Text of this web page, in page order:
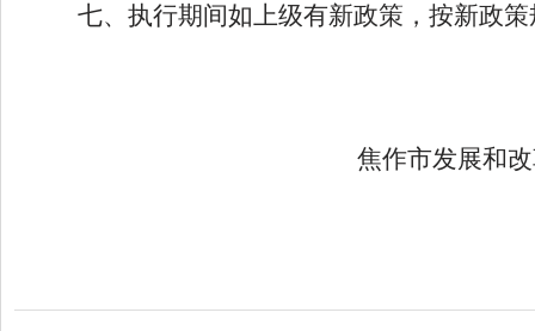
七、执行期间如上级有新政策，按新政
焦作市发展和